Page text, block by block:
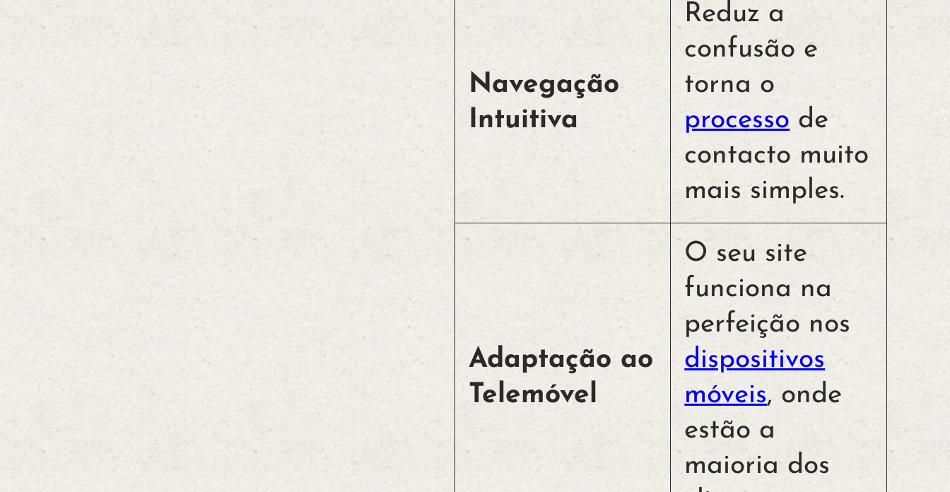
Navegação
Intuitiva
Reduz a
confusão e
torna o
processo de
contacto muito
mais simples.
Adaptação ao
Telemóvel
O seu site
funciona na
perfeição nos
dispositivos
móveis, onde
estão a
maioria dos